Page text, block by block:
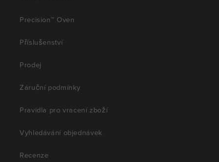
Precision™ Oven
Příslušenství
Prodej
Záruční podmínky
Pravidla pro vracení zboží
Vyhledávání objednávek
Recenze